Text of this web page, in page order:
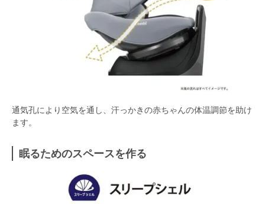
通気孔により空気を通し、汗っかきの赤ちゃんの体温調節を助け
ます。
眠るためのスペースを作る